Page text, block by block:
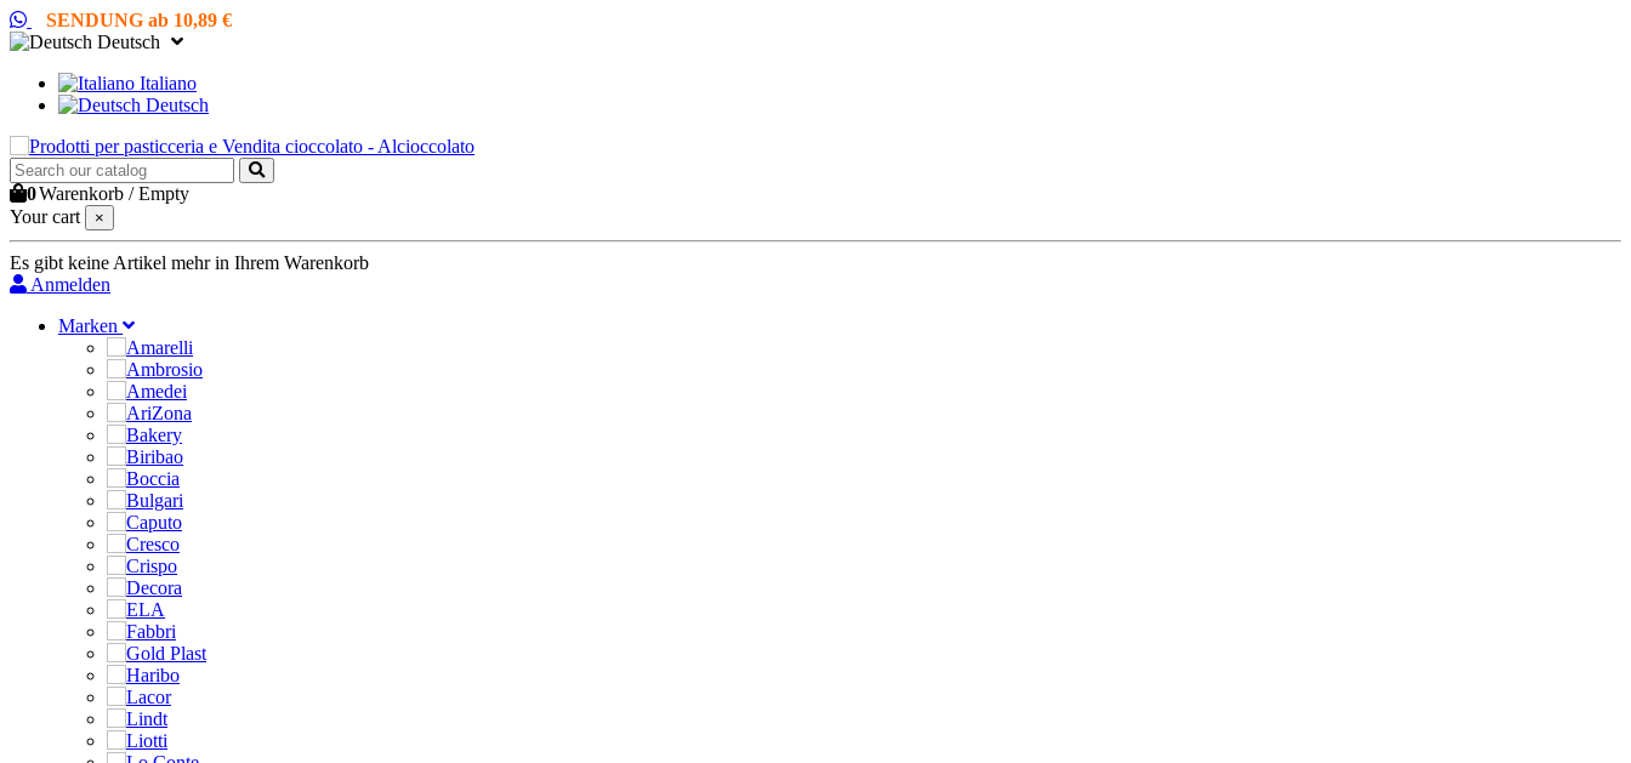
SENDUNG ab 10,89 €
Deutsch
Italiano
Deutsch
0Warenkorb /Empty
Your cart
×
Es gibt keine Artikel mehr in Ihrem Warenkorb
Anmelden
Marken